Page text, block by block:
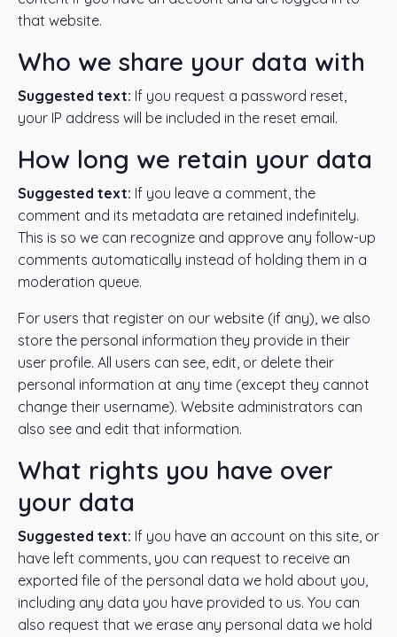
that website.
Who we share your data with
Suggested text: If you request a password reset,
your IP address will be included in the reset email.
How long we retain your data
Suggested text: If you leave a comment, the
comment and its metadata are retained indefinitely.
This is so we can recognize and approve any follow-up
comments automatically instead of holding them in a
moderation queue.
For users that register on our website (if any), we also
store the personal information they provide in their
user profile. All users can see, edit, or delete their
personal information at any time (except they cannot
change their username). Website administrators can
also see and edit that information.
What rights you have over
your data
Suggested text: If you have an account on this site, or
have left comments, you can request to receive an
exported file of the personal data we hold about you,
including any data you have provided to us. You can
also request that we erase any personal data we hold